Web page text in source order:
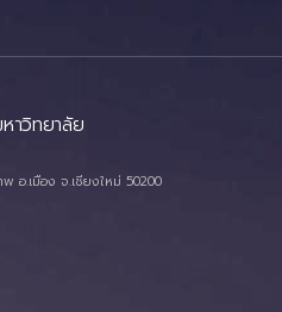
าวิทยาลัย
อ.เมือง จ.เชียงใหม่ 50200